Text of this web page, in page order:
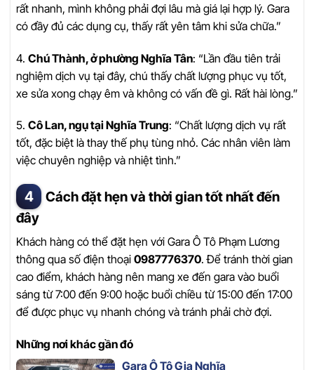
rất nhanh, mình không phải đợi lâu mà giá lại hợp lý. Gara
có đầy đủ các dụng cụ, thấy rất yên tâm khi sửa chữa.”
4. Chú Thành, ở phường Nghĩa Tân: “Lần đầu tiên trải
nghiệm dịch vụ tại đây, chú thấy chất lượng phục vụ tốt,
xe sửa xong chạy êm và không có vấn đề gì. Rất hài lòng.”
5. Cô Lan, ngụ tại Nghĩa Trung: “Chất lượng dịch vụ rất
tốt, đặc biệt là thay thế phụ tùng nhỏ. Các nhân viên làm
việc chuyên nghiệp và nhiệt tình.”
Cách đặt hẹn và thời gian tốt nhất đến
đây
Khách hàng có thể đặt hẹn với Gara Ô Tô Phạm Lương
thông qua số điện thoại 0987776370. Để tránh thời gian
cao điểm, khách hàng nên mang xe đến gara vào buổi
sáng từ 7:00 đến 9:00 hoặc buổi chiều từ 15:00 đến 17:00
để được phục vụ nhanh chóng và tránh phải chờ đợi.
Những nơi khác gần đó
Gara Ô Tô Gia Nghĩa